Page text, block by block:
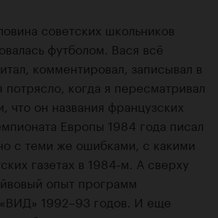
советских школьников
футболом. Вася всё
комментировал, записывал в
потрясло, когда я пересматривал
что он названия французских
Европы 1984 года писал
с теми же ошибками, с какими
газетах в 1984‑м. А сверху
опыт программ
1992–93 годов. И еще